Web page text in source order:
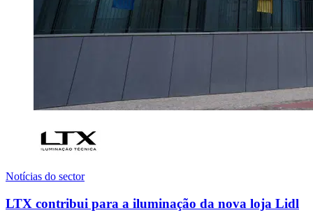
Notícias do sector
LTX contribui para a iluminação da nova loja Lidl